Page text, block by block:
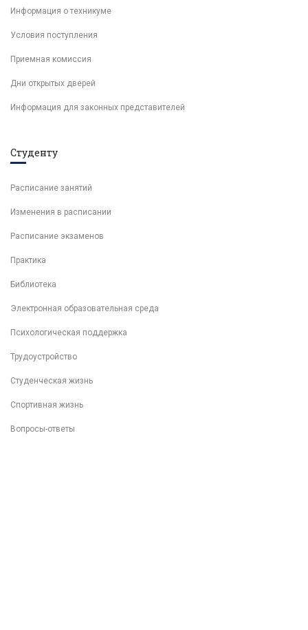
Информация о техникуме
Условия поступления
Приемная комиссия
Дни открытых дверей
Информация для законных представителей
Студенту
Расписание занятий
Изменения в расписании
Расписание экзаменов
Практика
Библиотека
Электронная образовательная среда
Психологическая поддержка
Трудоустройство
Студенческая жизнь
Спортивная жизнь
Вопросы-ответы